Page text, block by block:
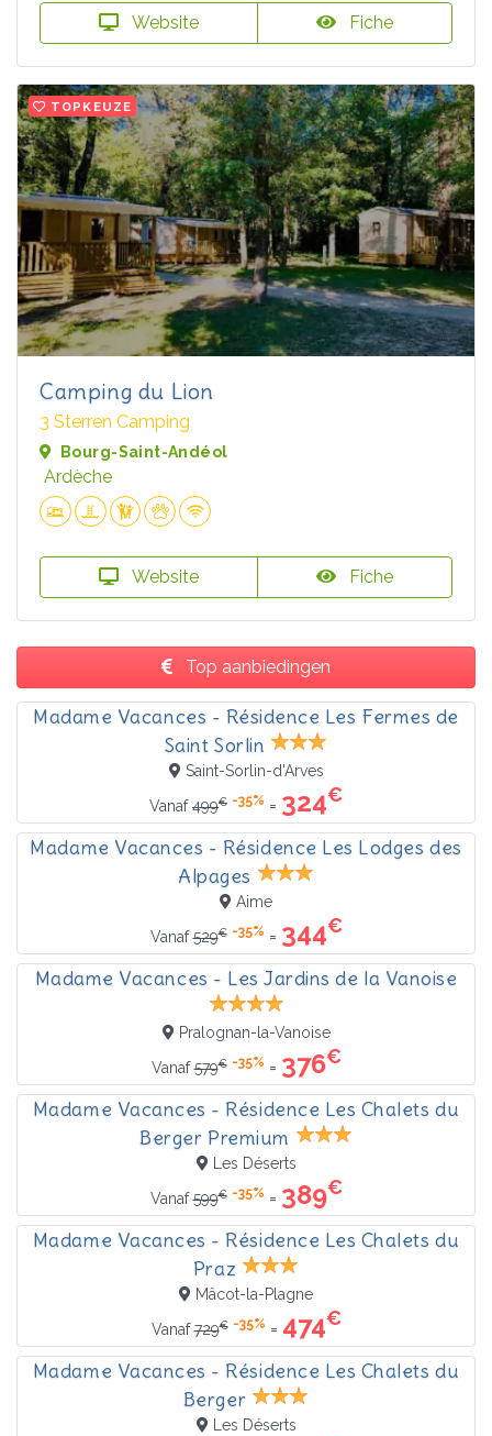
Website Fiche
TOPKEUZE
Camping du Lion
3 Sterren Camping
Bourg-Saint-Andéol
Ardèche
Website Fiche
Top aanbiedingen
Madame Vacances - Résidence Les Fermes de
Saint Sorlin
Saint-Sorlin-d'Arves
Vanaf499€ -35% = 324€
Madame Vacances - Résidence Les Lodges des
Alpages
Aime
Vanaf529€ -35% = 344€
Madame Vacances - Les Jardins de la Vanoise
Pralognan-la-Vanoise
Vanaf579€ -35% = 376€
Madame Vacances - Résidence Les Chalets du
Berger Premium
Les Déserts
Vanaf599€ -35% = 389€
Madame Vacances - Résidence Les Chalets du
Praz
Mâcot-la-Plagne
Vanaf729€ -35% = 474€
Madame Vacances - Résidence Les Chalets du
Berger
Les Déserts